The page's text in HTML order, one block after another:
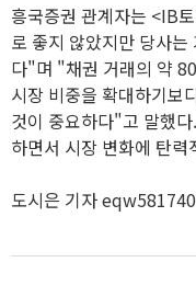
흥국증권 관계자는 <IB
로 좋지 않았지만 당사
다"며 "채권 거래의 약
시장 비중을 확대하기보
것이 중요하다"고 말했
하면서 시장 변화에 탄
도시은 기자